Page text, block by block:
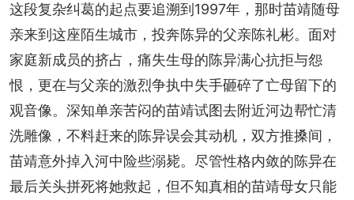
这段复杂纠葛的起点要追溯到1997年，那时苗靖随母
亲来到这座陌生城市，投奔陈异的父亲陈礼彬。面对
家庭新成员的挤占，痛失生母的陈异满心抗拒与怨
恨，更在与父亲的激烈争执中失手砸碎了亡母留下的
观音像。深知单亲苦闷的苗靖试图去附近河边帮忙清
洗雕像，不料赶来的陈异误会其动机，双方推搡间，
苗靖意外掉入河中险些溺毙。尽管性格内敛的陈异在
最后关头拼死将她救起，但不知真相的苗靖母女只能